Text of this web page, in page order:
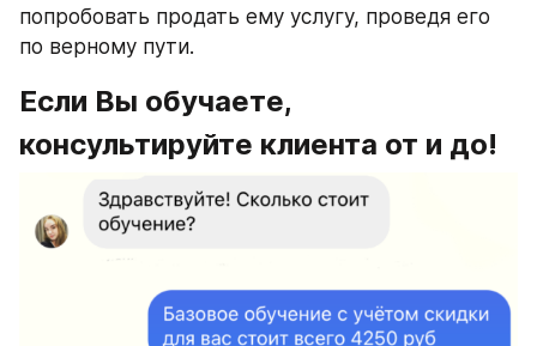
попробовать продать ему услугу, проведя его
по верному пути.
Если Вы обучаете,
консультируйте клиента от и до!